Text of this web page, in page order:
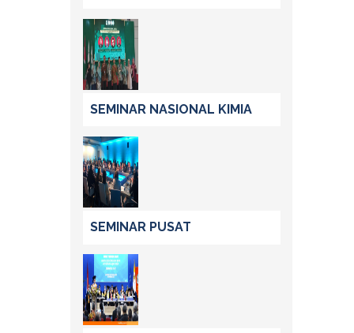
SEMINAR NASIONAL KIMIA
SEMINAR PUSAT